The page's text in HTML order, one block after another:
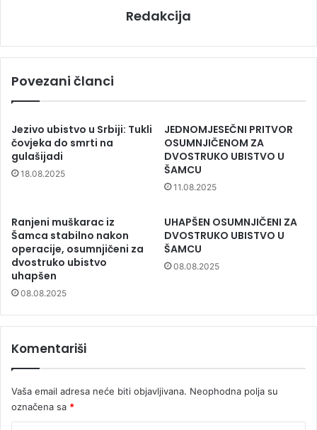
Redakcija
Povezani članci
Jezivo ubistvo u Srbiji: Tukli
čovjeka do smrti na
gulašijadi
18.08.2025
JEDNOMJESEČNI PRITVOR
OSUMNJIČENOM ZA
DVOSTRUKO UBISTVO U
ŠAMCU
11.08.2025
Ranjeni muškarac iz
Šamca stabilno nakon
operacije, osumnjičeni za
dvostruko ubistvo
uhapšen
08.08.2025
UHAPŠEN OSUMNJIČENI ZA
DVOSTRUKO UBISTVO U
ŠAMCU
08.08.2025
Komentariši
Vaša email adresa neće biti objavljivana. Neophodna polja su
označena sa *